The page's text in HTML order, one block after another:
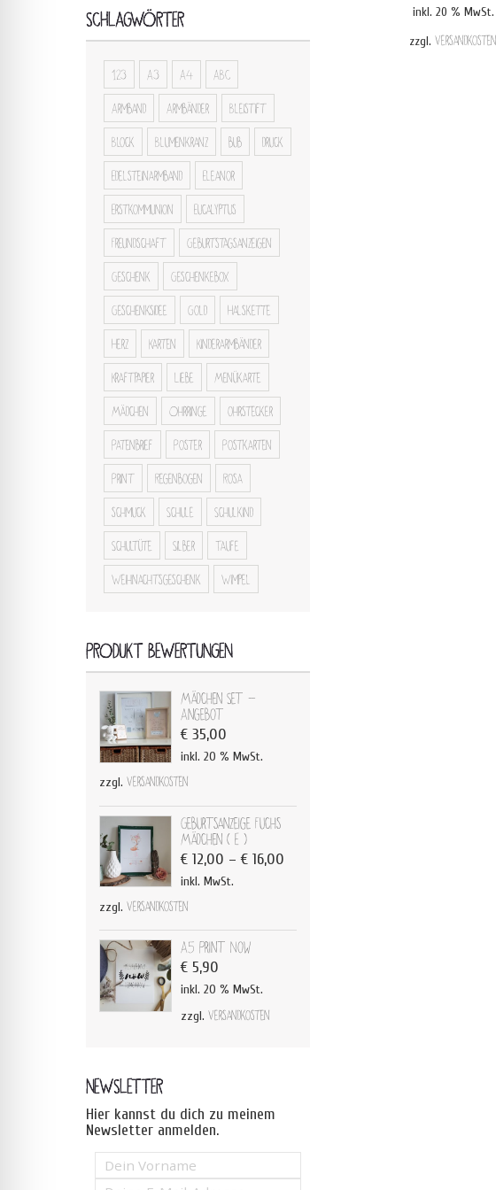
inkl. 20 % MwSt.
zzgl.Versandkosten
SCHLAGWÖRTER
123 A3 A4 ABC
Armband Armbänder Bleistift
Block Blumenkranz bub druck
Edelsteinarmband Eleanor
Erstkommunion Eucalyptus
Freundschaft Geburtstagsanzeigen
Geschenk Geschenkebox
Geschenksidee Gold Halskette
Herz Karten Kinderarmbänder
Kraftpapier Liebe Menükarte
Mädchen Ohrringe ohrstecker
Patenbrief Poster Postkarten
Print Regenbogen Rosa
schmuck Schule Schulkind
Schultüte Silber Taufe
Weihnachtsgeschenk Wimpel
PRODUKT BEWERTUNGEN
Mädchen Set -
Angebot
€35,00
inkl. 20 % MwSt.
zzgl. Versandkosten
Geburtsanzeige Fuchs
Mädchen ( E )
€12,00 –€16,00
inkl. MwSt.
zzgl. Versandkosten
A5 Print Now
€5,90
inkl. 20 % MwSt.
zzgl. Versandkosten
NEWSLETTER
Hier kannst du dich zu meinem
Newsletter anmelden.